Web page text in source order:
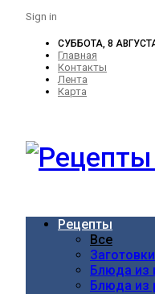
Sign in
СУББОТА, 8
Главная
Контакты
Лента
Карта
Рецепты
Все
Заготовки
Блюда из
Блюда из